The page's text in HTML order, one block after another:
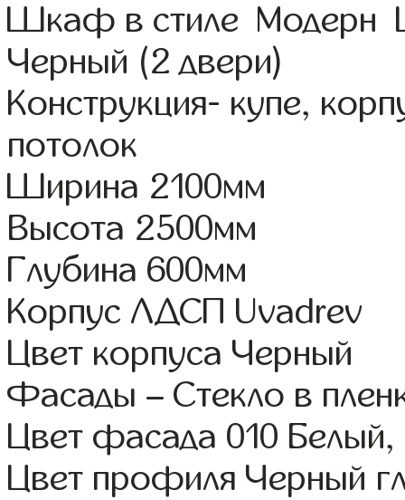
Шкаф в стиле Модерн
Черный (2 двери)
Конструкция- купе,
потолок
Ширина 2100мм
Высота 2500мм
Глубина 600мм
Корпус ЛДСП Uvadrev
Цвет корпуса Черный
Фасады – Стекло в
Цвет фасада 010 Белый,
Цвет профиля Черный